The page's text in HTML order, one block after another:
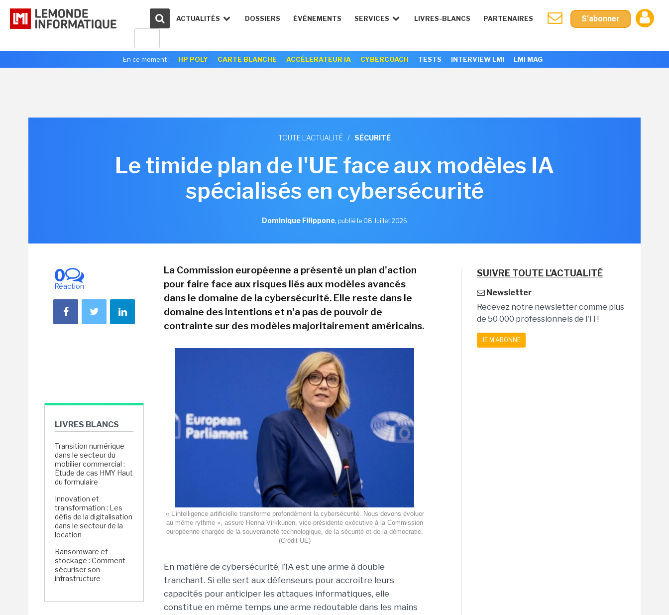
ACTUALITÉS DOSSIERS ÉVÉNEMENTS SERVICES LIVRES-BLANCS PARTENAIRES S'abonner
En ce moment : HP POLY CARTE BLANCHE ACCÉLERATEUR IA CYBERCOACH TESTS INTERVIEW LMI LMI MAG
TOUTE L'ACTUALITÉ / SÉCURITÉ
Le timide plan de l'UE face aux modèles IA
spécialisés en cybersécurité
Dominique Filippone, publié le 08 Juillet 2026
0
Réaction
LIVRES BLANCS
Transition numérique
dans le secteur du
mobilier commercial :
Étude de cas HMY Haut
du formulaire
Innovation et
transformation : Les
défis de la digitalisation
dans le secteur de la
location
Ransomware et
stockage : Comment
sécuriser son
infrastructure
La Commission européenne a présenté un plan d'action
pour faire face aux risques liés aux modèles avancés
dans le domaine de la cybersécurité. Elle reste dans le
domaine des intentions et n'a pas de pouvoir de
contrainte sur des modèles majoritairement américains.
« L’intelligence artificielle transforme profondément la cybersécurité. Nous devons évoluer
au même rythme », assure Henna Virkkunen, vice-présidente exécutive à la Commission
européenne chargée de la souveraineté technologique, de la sécurité et de la démocratie.
(Crédit UE)
En matière de cybersécurité, l’IA est une arme à double
tranchant. Si elle sert aux défenseurs pour accroitre leurs
capacités pour anticiper les attaques informatiques, elle
constitue en même temps une arme redoutable dans les mains
SUIVRE TOUTE L'ACTUALITÉ
Newsletter
Recevez notre newsletter comme plus
de 50 000 professionnels de l'IT!
JE M'ABONNE